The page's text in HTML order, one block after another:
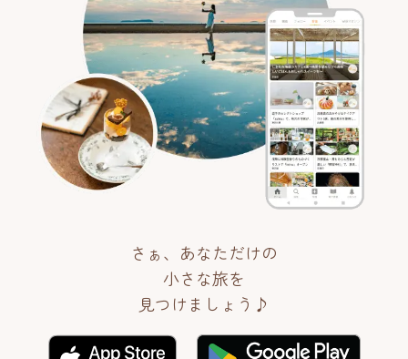
さぁ、あなただけの
小さな旅を
見つけましょう♪